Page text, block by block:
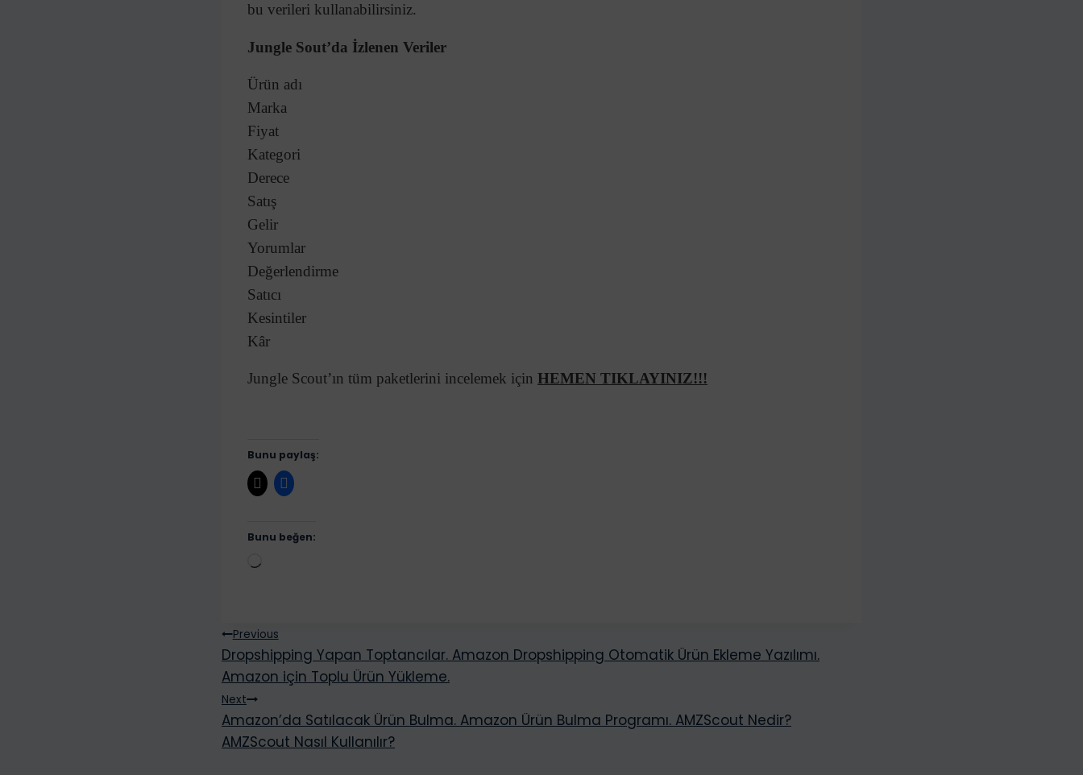
bu verileri kullanabilirsiniz.
Jungle Sout’da İzlenen Veriler
Ürün adı
Marka
Fiyat
Kategori
Derece
Satış
Gelir
Yorumlar
Değerlendirme
Satıcı
Kesintiler
Kâr
Jungle Scout’ın tüm paketlerini incelemek için HEMEN TIKLAYINIZ!!!
Bunu paylaş:
Bunu beğen:
l
e
n
y
o
Yazı
gezinmesi
Previous
Dropshipping Yapan Toptancılar. Amazon Dropshipping Otomatik Ürün Ekleme Yazılımı.
Amazon için Toplu Ürün Yükleme.
Next
Amazon’da Satılacak Ürün Bulma. Amazon Ürün Bulma Programı. AMZScout Nedir?
AMZScout Nasıl Kullanılır?